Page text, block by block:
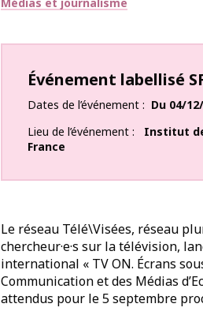
Événement labellisé
Dates de l’événement Du 04/
Lieu de l’événement
Institut
France
Le réseau Télé\Visées, réseau
chercheur·e·s sur la télévision,
international « TV ON. Écrans
Communication et des Médias
attendus pour le 5 septembre